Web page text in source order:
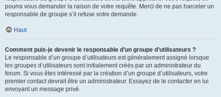
pourra vous demander la raison de votre requête. Merci de ne pas harceler un
responsable de groupe s’il refuse votre demande.
Haut
Comment puis-je devenir le responsable d’un groupe d’utilisateurs ?
Le responsable d’un groupe d’utilisateurs est généralement assigné lorsque
les groupes d’utilisateurs sont initialement créés par un administrateur du
forum. Si vous êtes intéressé par la création d’un groupe d’utilisateurs, votre
premier contact devrait être un administrateur. Essayez de le contacter en lui
envoyant un message privé.